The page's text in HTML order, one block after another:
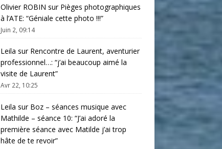
Olivier ROBIN sur Pièges photographiques
à l’ATE: “Géniale cette photo !!!”
Juin 2, 09:14
Leila sur Rencontre de Laurent, aventurier
professionnel…: “j’ai beaucoup aimé la
visite de Laurent”
Avr 22, 10:25
Leila sur Boz – séances musique avec
Mathilde – séance 10: “J’ai adoré la
première séance avec Matilde j’ai trop
hâte de te revoir”